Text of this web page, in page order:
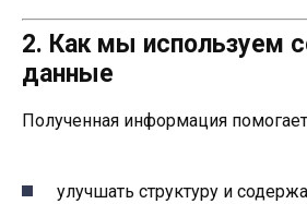
2. Как мы используем
данные
Полученная информация
улучшать структуру и